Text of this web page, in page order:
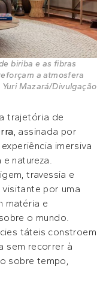
biriba e as fibras
a atmosfera
Mazará/Divulgação
trajetória de
, assinada por
imersiva
natureza.
travessia e
por uma
matéria e
o mundo.
táteis constroem
sem recorrer à
sobre tempo,